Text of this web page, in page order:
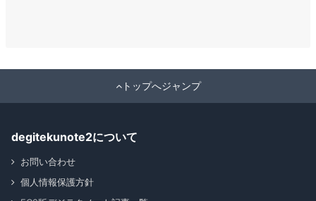
トップへジャンプ
degitekunote2について
お問い合わせ
個人情報保護方針